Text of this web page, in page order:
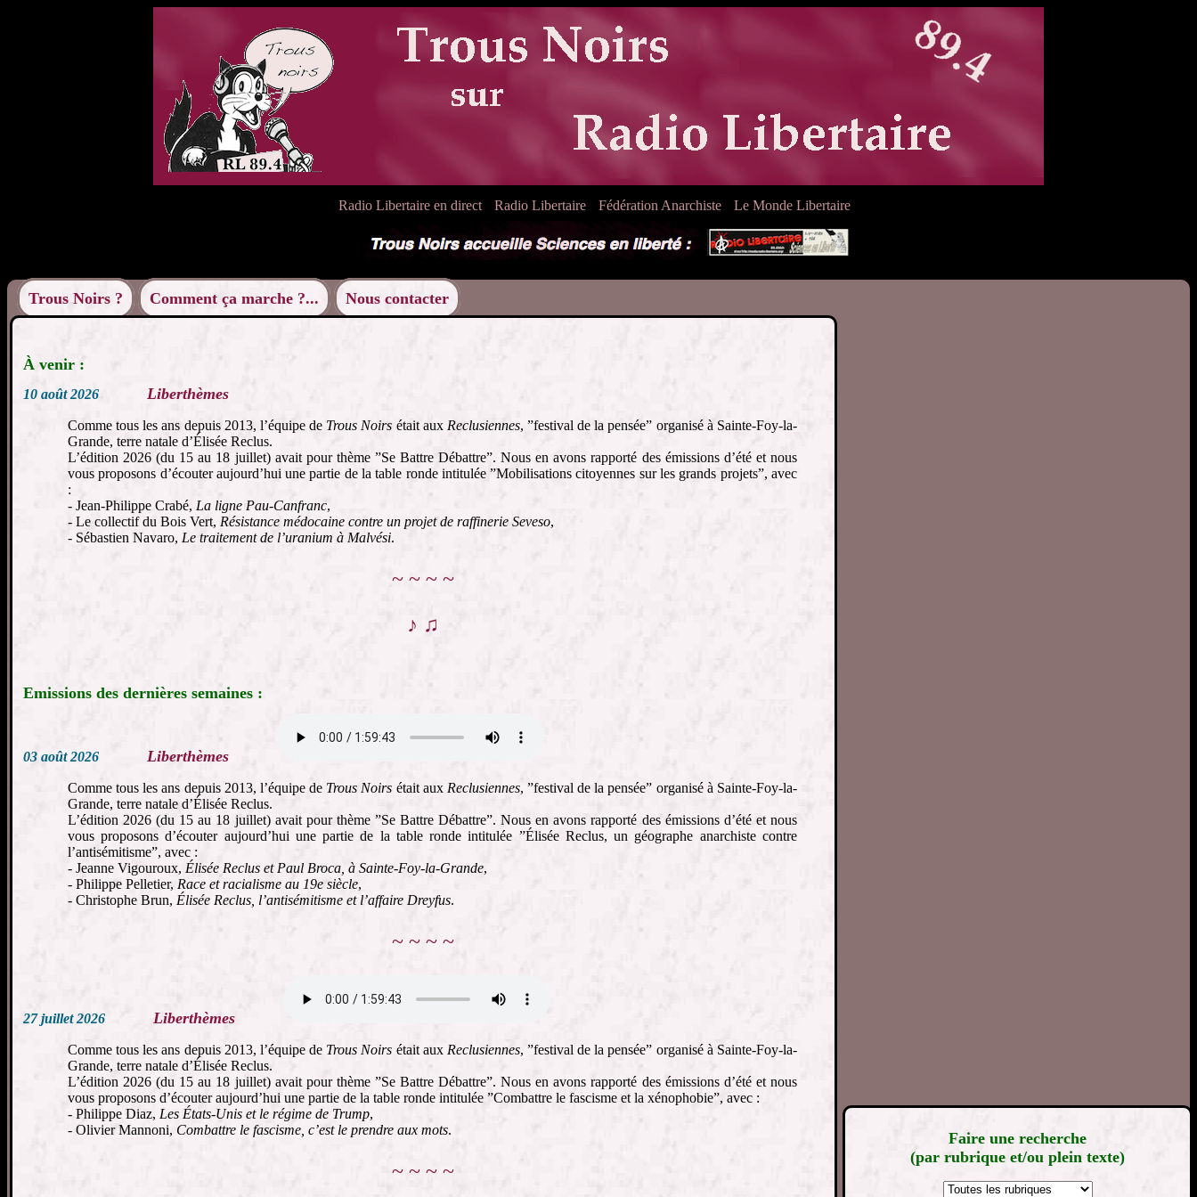
Radio Libertaire en direct Radio Libertaire Fédération Anarchiste Le Monde Libertaire
Trous Noirs ? Comment ça marche ?... Nous contacter
À venir :
10 août 2026 Liberthèmes
Comme tous les ans depuis 2013, l’équipe de Trous Noirs était aux Reclusiennes, ”festival de la pensée” organisé à Sainte-Foy-la-
Grande, terre natale d’Élisée Reclus.
L’édition 2026 (du 15 au 18 juillet) avait pour thème ”Se Battre Débattre”. Nous en avons rapporté des émissions d’été et nous
vous proposons d’écouter aujourd’hui une partie de la table ronde intitulée ”Mobilisations citoyennes sur les grands projets”, avec
:
- Jean-Philippe Crabé, La ligne Pau-Canfranc,
- Le collectif du Bois Vert, Résistance médocaine contre un projet de raffinerie Seveso,
- Sébastien Navaro, Le traitement de l’uranium à Malvési.
~ ~ ~ ~
♪ ♫
Emissions des dernières semaines :
03 août 2026 Liberthèmes
Comme tous les ans depuis 2013, l’équipe de Trous Noirs était aux Reclusiennes, ”festival de la pensée” organisé à Sainte-Foy-la-
Grande, terre natale d’Élisée Reclus.
L’édition 2026 (du 15 au 18 juillet) avait pour thème ”Se Battre Débattre”. Nous en avons rapporté des émissions d’été et nous
vous proposons d’écouter aujourd’hui une partie de la table ronde intitulée ”Élisée Reclus, un géographe anarchiste contre
l’antisémitisme”, avec :
- Jeanne Vigouroux, Élisée Reclus et Paul Broca, à Sainte-Foy-la-Grande,
- Philippe Pelletier, Race et racialisme au 19e siècle,
- Christophe Brun, Élisée Reclus, l’antisémitisme et l’affaire Dreyfus.
~ ~ ~ ~
27 juillet 2026 Liberthèmes
Comme tous les ans depuis 2013, l’équipe de Trous Noirs était aux Reclusiennes, ”festival de la pensée” organisé à Sainte-Foy-la-
Grande, terre natale d’Élisée Reclus.
L’édition 2026 (du 15 au 18 juillet) avait pour thème ”Se Battre Débattre”. Nous en avons rapporté des émissions d’été et nous
vous proposons d’écouter aujourd’hui une partie de la table ronde intitulée ”Combattre le fascisme et la xénophobie”, avec :
- Philippe Diaz, Les États-Unis et le régime de Trump,
- Olivier Mannoni, Combattre le fascisme, c’est le prendre aux mots.
~ ~ ~ ~
Faire une recherche
(par rubrique et/ou plein texte)